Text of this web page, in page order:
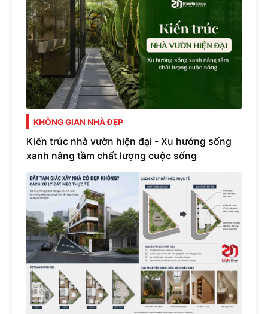
KHÔNG GIAN NHÀ ĐẸP
Kiến trúc nhà vườn hiện đại - Xu hướng sống
xanh nâng tầm chất lượng cuộc sống